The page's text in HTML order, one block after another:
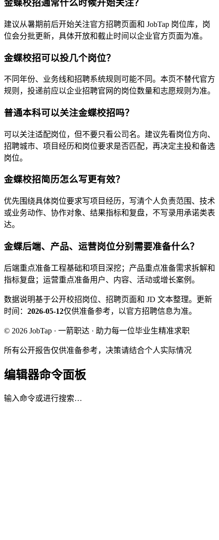
金蝶校招通常什么时候开始关注？
建议从暑期前后开始关注官方招聘页面和 JobTap 岗位库，岗
位会分批更新，具体开放和截止时间以企业官方页面为准。
金蝶校招可以投几个岗位？
不同年份、业务线和招聘系统规则可能不同。本页不替代官方
规则，投递前应以企业招聘官网的岗位数量和志愿规则为准。
普通本科可以关注金蝶校招吗？
可以关注适配岗位，但不要只看公司名。建议先看岗位方向、
招聘城市、项目经历和岗位要求是否匹配，再决定主投和备选
岗位。
金蝶校招简历怎么写更有效？
优先围绕具体岗位要求写项目经历，写清个人负责范围、技术
或业务动作、协作对象、结果指标和复盘，不写录用承诺类表
达。
金蝶后端、产品、运营岗位分别需要准备什么？
后端重点准备工程基础和项目深挖；产品重点准备需求拆解和
指标复盘；运营重点准备用户、内容、活动或增长案例。
数据说明基于公开校招岗位、招聘页面和 JD 文本整理。
更新
时间： 2026-05-12仅供准备参考，以官方招聘信息为准。
© 2026 JobTap · 一箭职达 · 助力每一位毕业生精准求职
所有公开报告仅供准备参考，决策请结合个人实际情况
编辑器命令面板
输入命令或进行搜索…